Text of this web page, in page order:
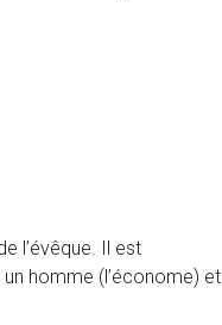
l’évêque. Il est
homme (l’économe) et